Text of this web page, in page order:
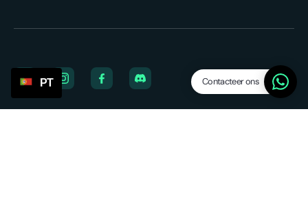
Contacteer ons
PT